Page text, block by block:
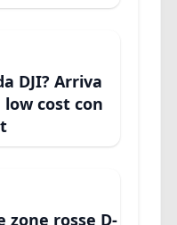
DJI? Arriva
cost con
zone rosse D-